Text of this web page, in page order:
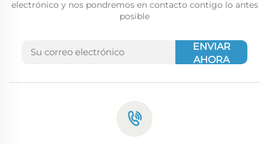
electrónico y nos pondremos en contacto contigo lo antes
posible
ENVIAR
AHORA